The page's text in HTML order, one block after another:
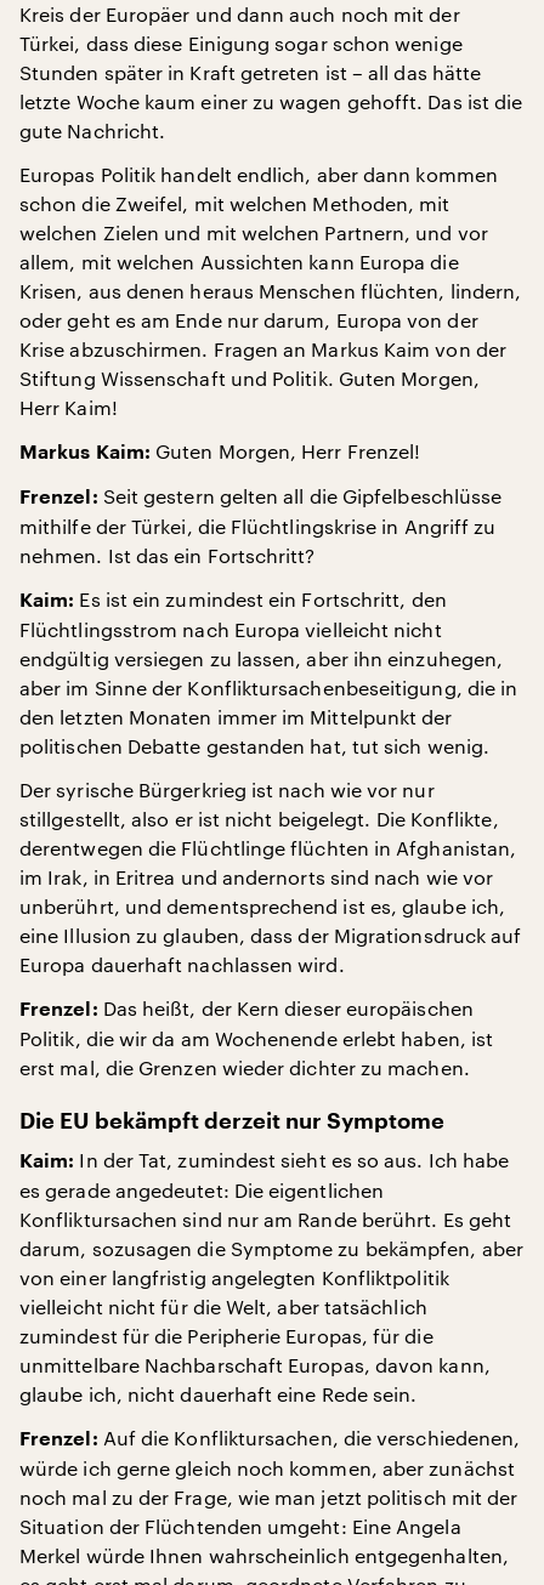
Kreis der Europäer und dann auch noch mit der
Türkei, dass diese Einigung sogar schon wenige
Stunden später in Kraft getreten ist – all das hätte
letzte Woche kaum einer zu wagen gehofft. Das ist die
gute Nachricht.
Europas Politik handelt endlich, aber dann kommen
schon die Zweifel, mit welchen Methoden, mit
welchen Zielen und mit welchen Partnern, und vor
allem, mit welchen Aussichten kann Europa die
Krisen, aus denen heraus Menschen flüchten, lindern,
oder geht es am Ende nur darum, Europa von der
Krise abzuschirmen. Fragen an Markus Kaim von der
Stiftung Wissenschaft und Politik. Guten Morgen,
Herr Kaim!
Markus Kaim: Guten Morgen, Herr Frenzel!
Frenzel: Seit gestern gelten all die Gipfelbeschlüsse
mithilfe der Türkei, die Flüchtlingskrise in Angriff zu
nehmen. Ist das ein Fortschritt?
Kaim: Es ist ein zumindest ein Fortschritt, den
Flüchtlingsstrom nach Europa vielleicht nicht
endgültig versiegen zu lassen, aber ihn einzuhegen,
aber im Sinne der Konfliktursachenbeseitigung, die in
den letzten Monaten immer im Mittelpunkt der
politischen Debatte gestanden hat, tut sich wenig.
Der syrische Bürgerkrieg ist nach wie vor nur
stillgestellt, also er ist nicht beigelegt. Die Konflikte,
derentwegen die Flüchtlinge flüchten in Afghanistan,
im Irak, in Eritrea und andernorts sind nach wie vor
unberührt, und dementsprechend ist es, glaube ich,
eine Illusion zu glauben, dass der Migrationsdruck auf
Europa dauerhaft nachlassen wird.
Frenzel: Das heißt, der Kern dieser europäischen
Politik, die wir da am Wochenende erlebt haben, ist
erst mal, die Grenzen wieder dichter zu machen.
Die EU bekämpft derzeit nur Symptome
Kaim: In der Tat, zumindest sieht es so aus. Ich habe
es gerade angedeutet: Die eigentlichen
Konfliktursachen sind nur am Rande berührt. Es geht
darum, sozusagen die Symptome zu bekämpfen, aber
von einer langfristig angelegten Konfliktpolitik
vielleicht nicht für die Welt, aber tatsächlich
zumindest für die Peripherie Europas, für die
unmittelbare Nachbarschaft Europas, davon kann,
glaube ich, nicht dauerhaft eine Rede sein.
Frenzel: Auf die Konfliktursachen, die verschiedenen,
würde ich gerne gleich noch kommen, aber zunächst
noch mal zu der Frage, wie man jetzt politisch mit der
Situation der Flüchtenden umgeht: Eine Angela
Merkel würde Ihnen wahrscheinlich entgegenhalten,